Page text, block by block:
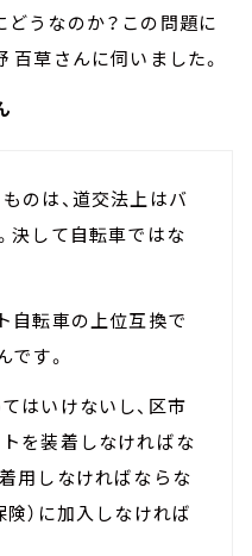
どうなのか？この問題に
百草さんに伺いました。
のは、道交法上はバ
決して自転車ではな
自転車の上位互換で
です。
はいけないし、区市
を装着しなければな
用しなければならな
険）に加入しなければ